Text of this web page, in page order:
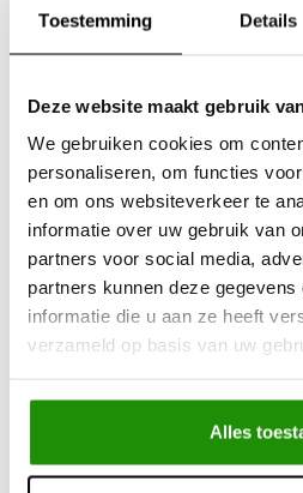
Toestemming Details
Deze website maakt gebruik
We gebruiken cookies om
personaliseren, om functies
en om ons websiteverkeer te
informatie over uw gebruik van
partners voor social media,
partners kunnen deze
informatie die u aan ze heeft
verzameld op basis van uw
Alles